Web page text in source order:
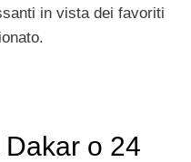
in vista dei favoriti
o 24